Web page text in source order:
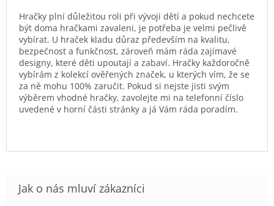
Hračky plní důležitou roli při vývoji dětí a pokud nechcete
být doma hračkami zavaleni, je potřeba je velmi pečlivě
vybírat. U hraček kladu důraz především na kvalitu,
bezpečnost a funkčnost, zároveň mám ráda zajímavé
designy, které děti upoutají a zabaví. Hračky každoročně
vybírám z kolekcí ověřených značek, u kterých vím, že se
za ně mohu 100% zaručit. Pokud si nejste jisti svým
výběrem vhodné hračky, zavolejte mi na telefonní číslo
uvedené v horní části stránky a já Vám ráda poradím.